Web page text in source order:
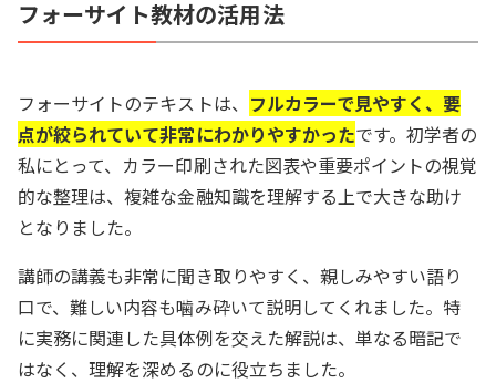
フォーサイト教材の活用法
フォーサイトのテキストは、 フルカラーで見やすく、要
点が絞られていて非常にわかりやすかったです。初学者の
私にとって、カラー印刷された図表や重要ポイントの視覚
的な整理は、複雑な金融知識を理解する上で大きな助け
となりました。
講師の講義も非常に聞き取りやすく、親しみやすい語り
口で、難しい内容も噛み砕いて説明してくれました。特
に実務に関連した具体例を交えた解説は、単なる暗記で
はなく、理解を深めるのに役立ちました。